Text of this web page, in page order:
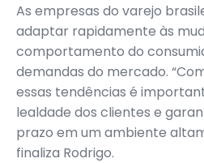
As empresas do varejo
adaptar rapidamente às
comportamento do
demandas do mercado.
essas tendências é
lealdade dos clientes e
prazo em um ambiente
finaliza Rodrigo.